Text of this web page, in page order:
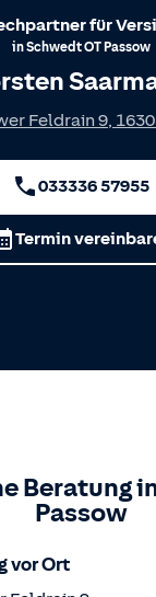
für
inSchwedtOT Passow
Feldrain 9,
033336 57955
Termin
Beratung
Passow
vor Ort